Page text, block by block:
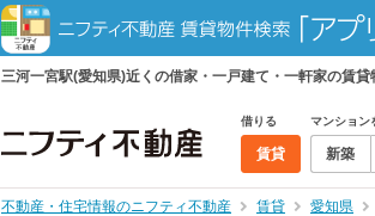
三河一宮駅(愛知県)近くの借家・一戸建て・一軒家の賃
借りる
賃貸
マンション
新築
不動産・住宅情報のニフティ不動産 賃貸 愛知県